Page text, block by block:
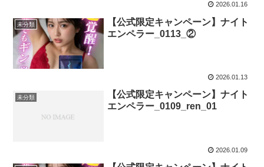
2026.01.16
未分類
【公式限定キャンペーン】ナイト
エンペラー_0113_②
2026.01.13
未分類
【公式限定キャンペーン】ナイト
エンペラー_0109_ren_01
2026.01.09